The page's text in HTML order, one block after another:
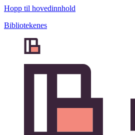
Hopp til hovedinnhold
Bibliotekenes